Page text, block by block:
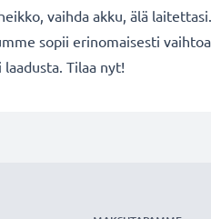
vaihda akku, älä
sopii erinomaisesti
laadusta. Tilaa nyt!